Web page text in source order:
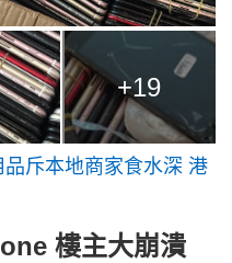
+19
斥本地商家食水深 港
樓主大崩潰